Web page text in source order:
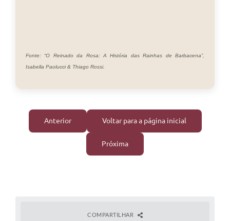
Fonte: “O Reinado da Rosa: A História das Rainhas de Barbacena”,
Isabella Paolucci & Thiago Rossi.
Anterior Voltar para a página inicial
Próxima
COMPARTILHAR